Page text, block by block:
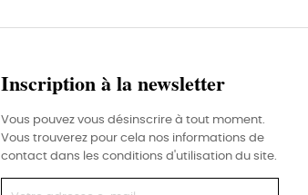
Inscription à la newsletter
Vous pouvez vous désinscrire à tout moment.
Vous trouverez pour cela nos informations de
contact dans les conditions d'utilisation du site.